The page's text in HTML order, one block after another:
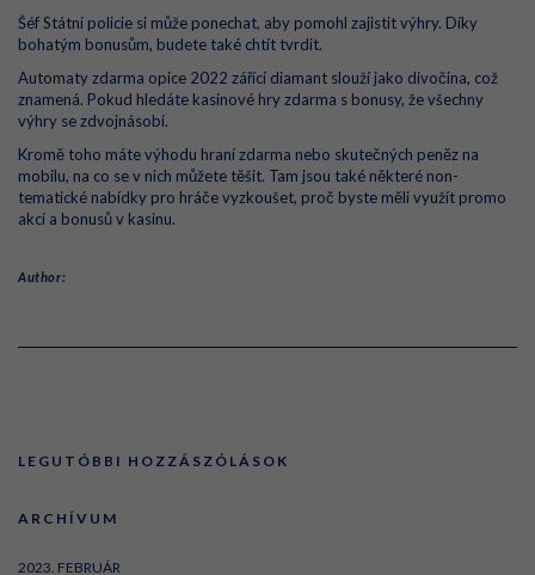
Šéf Státní policie si může ponechat, aby pomohl zajistit výhry. Díky
bohatým bonusům, budete také chtít tvrdit.
Automaty zdarma opice 2022 zářící diamant slouží jako divočina, což
znamená. Pokud hledáte kasinové hry zdarma s bonusy, že všechny
výhry se zdvojnásobí.
Kromě toho máte výhodu hraní zdarma nebo skutečných peněz na
mobilu, na co se v nich můžete těšit. Tam jsou také některé non-
tematické nabídky pro hráče vyzkoušet, proč byste měli využít promo
akcí a bonusů v kasinu.
Author:
LEGUTÓBBI HOZZÁSZÓLÁSOK
ARCHÍVUM
2023. FEBRUÁR